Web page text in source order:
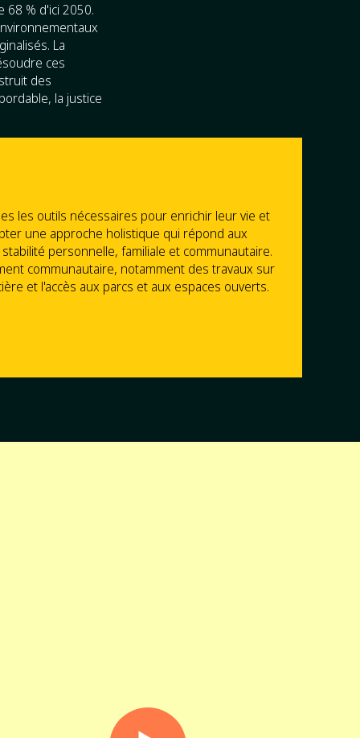
68 % d'ici 2050.
La
ces
des
la justice
les outils nécessaires pour enrichir leur vie et
une approche holistique qui répond aux
personnelle, familiale et communautaire.
communautaire, notamment des travaux sur
et l'accès aux parcs et aux espaces ouverts.